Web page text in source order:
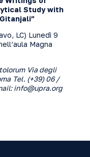
Study with
LC) Lunedì 9
Magna
Via degli
Tel. (+39) 06 /
info@upra.org